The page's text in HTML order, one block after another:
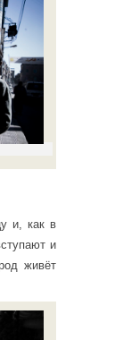
и, как в
и
живёт